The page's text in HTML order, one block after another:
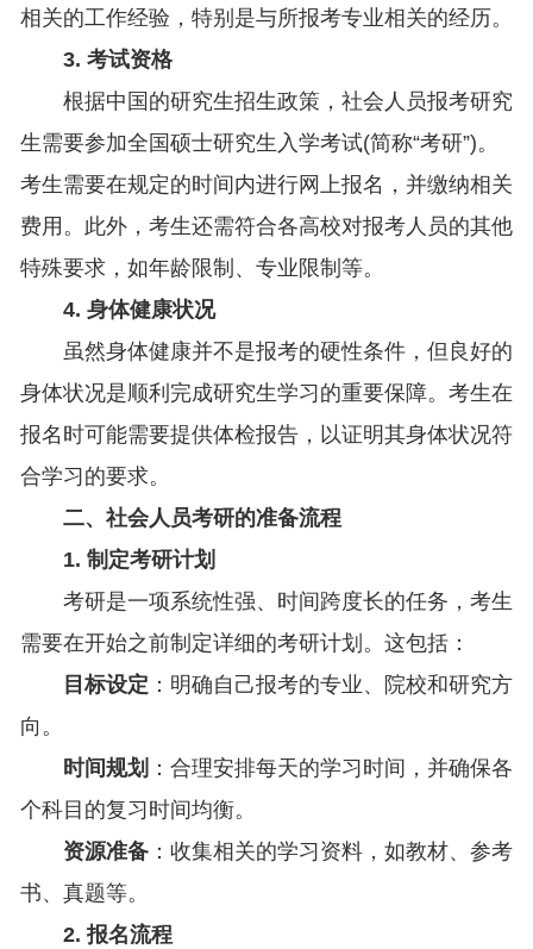
相关的工作经验，特别是与所报考专业相关的经历。
3. 考试资格
根据中国的研究生招生政策，社会人员报考研究
生需要参加全国硕士研究生入学考试(简称“考研”)。
考生需要在规定的时间内进行网上报名，并缴纳相关
费用。此外，考生还需符合各高校对报考人员的其他
特殊要求，如年龄限制、专业限制等。
4. 身体健康状况
虽然身体健康并不是报考的硬性条件，但良好的
身体状况是顺利完成研究生学习的重要保障。考生在
报名时可能需要提供体检报告，以证明其身体状况符
合学习的要求。
二、社会人员考研的准备流程
1. 制定考研计划
考研是一项系统性强、时间跨度长的任务，考生
需要在开始之前制定详细的考研计划。这包括：
目标设定 ：明确自己报考的专业、院校和研究方
向。
时间规划 ：合理安排每天的学习时间，并确保各
个科目的复习时间均衡。
资源准备：收集相关的学习资料，如教材、参考
书、真题等。
2. 报名流程